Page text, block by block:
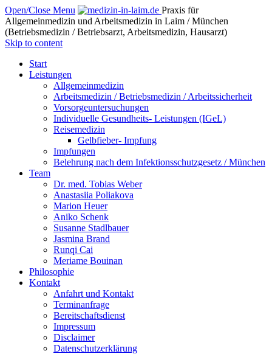
Open/Close Menu
Praxis für
Allgemeinmedizin und Arbeitsmedizin in Laim / München
(Betriebsmedizin / Betriebsarzt, Arbeitsmedizin, Hausarzt)
Skip to content
Start
Leistungen
Allgemeinmedizin
Arbeitsmedizin / Betriebsmedizin / Arbeitssicherheit
Vorsorgeuntersuchungen
Individuelle Gesundheits- Leistungen (IGeL)
Reisemedizin
Gelbfieber- Impfung
Impfungen
Belehrung nach dem Infektionsschutzgesetz / München
Team
Dr. med. Tobias Weber
Anastasiia Poliakova
Marion Heuer
Aniko Schenk
Susanne Stadlbauer
Jasmina Brand
Runqi Cai
Meriame Bouinan
Philosophie
Kontakt
Anfahrt und Kontakt
Terminanfrage
Bereitschaftsdienst
Impressum
Disclaimer
Datenschutzerklärung